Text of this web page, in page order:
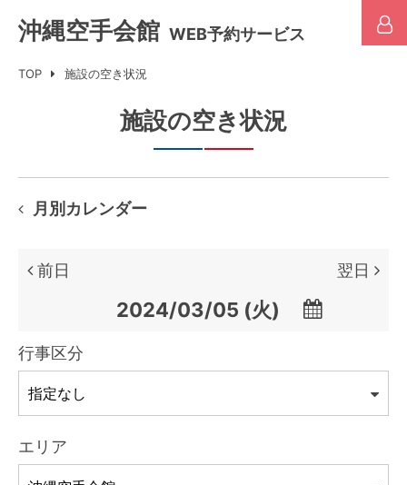
沖縄空手会館 WEB予約サービス
TOP 施設の空き状況
施設の空き状況
月別カレンダー
前日

翌日
行事区分
エリア